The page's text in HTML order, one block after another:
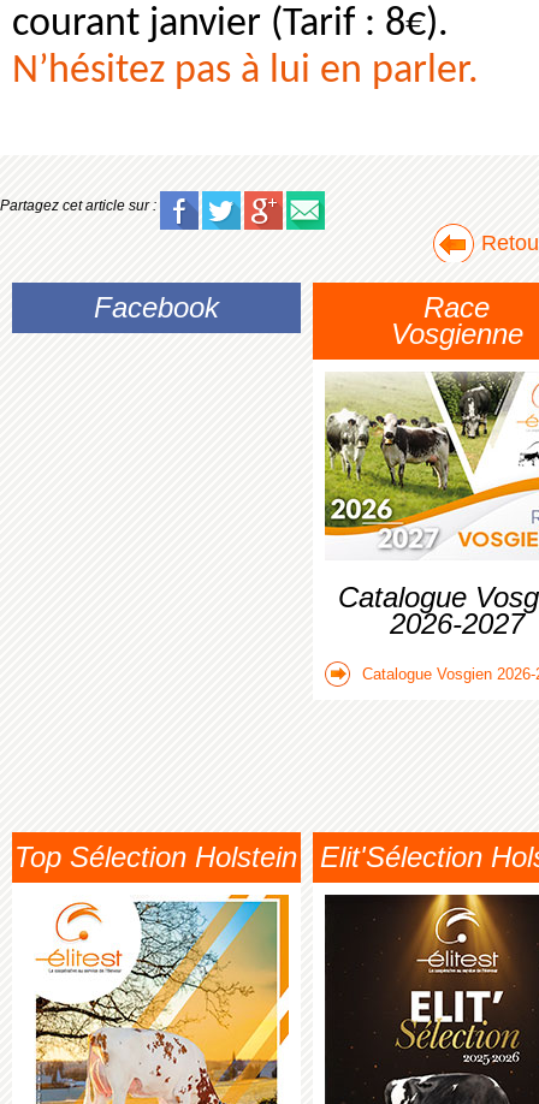
courant janvier (Tarif : 8€).
N’hésitez pas à lui en parler.
Partagez cet article sur :
Facebook
Race
Vosgienne
Catalogue
2026-2027
Catalogue Vosgien 2026-
Top Sélection Holstein Elit'Sélection